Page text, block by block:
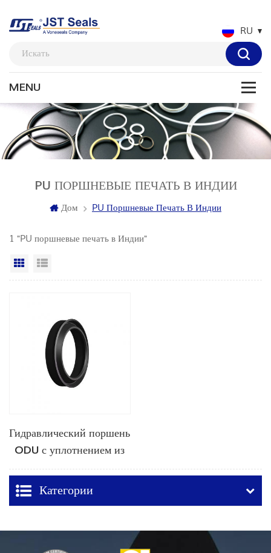
RU
PU ПОРШНЕВЫЕ ПЕЧАТЬ В ИНДИИ
Дом PU Поршневые Печать В Индии
1 "PU поршневые печать в Индии"
Вид сетки
Гидравлический поршень
ODU с уплотнением из
полиуретана
Категории